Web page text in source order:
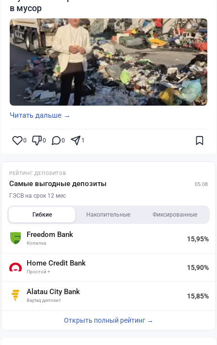
в мусор
Читать дальше →
0 0 0 1
РЕЙТИНГ ДЕПОЗИТОВ
Самые выгодные депозиты 05.08
ГЭСВ на срок 12 мес
Гибкие Накопительные Фиксированные
Freedom Bank
Копилка
15,95%
Home Credit Bank
Простой +
15,90%
Alatau City Bank
Baytaq депозит
15,85%
Открыть полный рейтинг →